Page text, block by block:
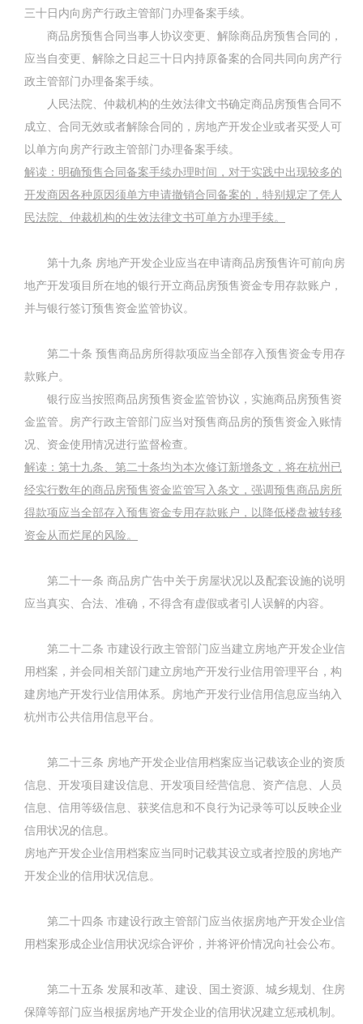
三十日内向房产行政主管部门办理备案手续。
商品房预售合同当事人协议变更、解除商品房预售合同的，
应当自变更、解除之日起三十日内持原备案的合同共同向房产行
政主管部门办理备案手续。
人民法院、仲裁机构的生效法律文书确定商品房预售合同不
成立、合同无效或者解除合同的，房地产开发企业或者买受人可
以单方向房产行政主管部门办理备案手续。
解读：明确预售合同备案手续办理时间，对于实践中出现较多的
开发商因各种原因须单方申请撤销合同备案的，特别规定了凭人
民法院、仲裁机构的生效法律文书可单方办理手续。
第十九条 房地产开发企业应当在申请商品房预售许可前向房
地产开发项目所在地的银行开立商品房预售资金专用存款账户，
并与银行签订预售资金监管协议。
第二十条 预售商品房所得款项应当全部存入预售资金专用存
款账户。
银行应当按照商品房预售资金监管协议，实施商品房预售资
金监管。房产行政主管部门应当对预售商品房的预售资金入账情
况、资金使用情况进行监督检查。
解读：第十九条、第二十条均为本次修订新增条文，将在杭州已
经实行数年的商品房预售资金监管写入条文，强调预售商品房所
得款项应当全部存入预售资金专用存款账户，以降低楼盘被转移
资金从而烂尾的风险。
第二十一条 商品房广告中关于房屋状况以及配套设施的说明
应当真实、合法、准确，不得含有虚假或者引人误解的内容。
第二十二条 市建设行政主管部门应当建立房地产开发企业信
用档案，并会同相关部门建立房地产开发行业信用管理平台，构
建房地产开发行业信用体系。房地产开发行业信用信息应当纳入
杭州市公共信用信息平台。
第二十三条 房地产开发企业信用档案应当记载该企业的资质
信息、开发项目建设信息、开发项目经营信息、资产信息、人员
信息、信用等级信息、获奖信息和不良行为记录等可以反映企业
信用状况的信息。
房地产开发企业信用档案应当同时记载其设立或者控股的房地产
开发企业的信用状况信息。
第二十四条 市建设行政主管部门应当依据房地产开发企业信
用档案形成企业信用状况综合评价，并将评价情况向社会公布。
第二十五条 发展和改革、建设、国土资源、城乡规划、住房
保障等部门应当根据房地产开发企业的信用状况建立惩戒机制。